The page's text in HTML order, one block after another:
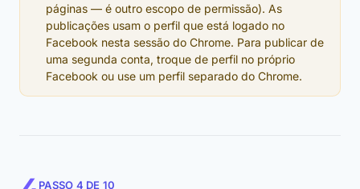
páginas — é outro escopo de permissão). As
publicações usam o perfil que está logado no
Facebook nesta sessão do Chrome. Para publicar de
uma segunda conta, troque de perfil no próprio
Facebook ou use um perfil separado do Chrome.
PASSO 4 DE 10